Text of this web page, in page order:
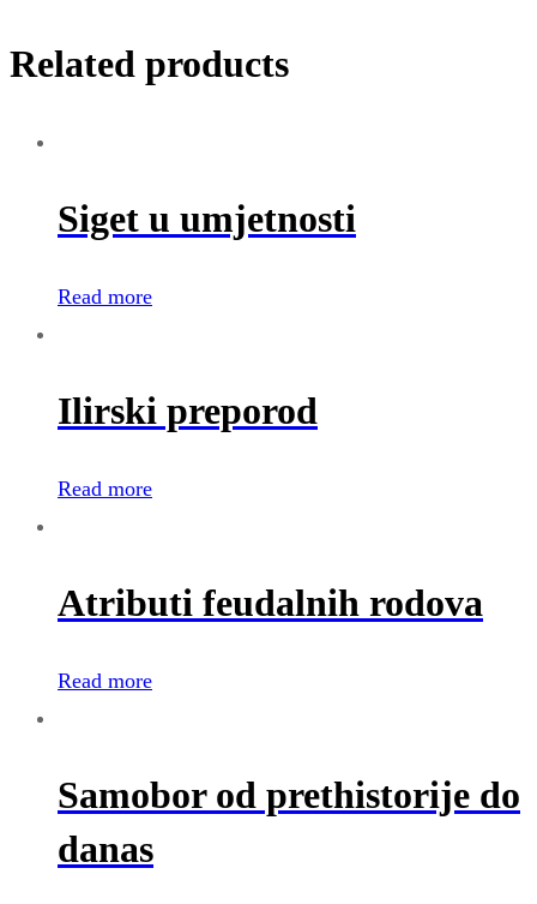
Related products
Siget u umjetnosti
Read more
Ilirski preporod
Read more
Atributi feudalnih rodova
Read more
Samobor od prethistorije do
danas